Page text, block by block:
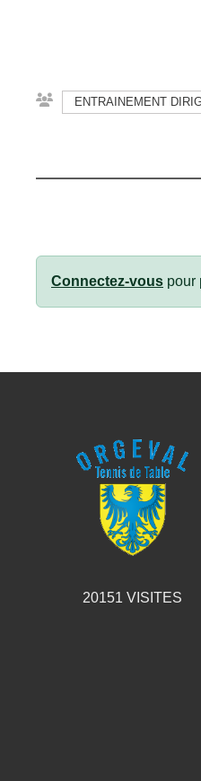
ENTRAINEMENT
Connectez-vous pour
20151 VISITES